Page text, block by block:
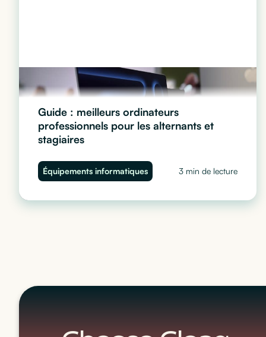
Guide : meilleurs ordinateurs
professionnels pour les alternants et
stagiaires
Quel ordinateur choisir pour vos stagiaires et alternants
? Performance, sécurité et budget : découvrez notre
guide complet pour équiper vos juniors sans impacter
Équipements informatiques 3 min de lecture